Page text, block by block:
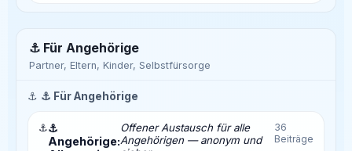
⚓ Für Angehörige
Partner, Eltern, Kinder, Selbstfürsorge
⚓ ⚓ Für Angehörige
⚓⚓
Angehörige:
Offener Austausch für alle
Angehörigen — anonym und
36
Beiträge